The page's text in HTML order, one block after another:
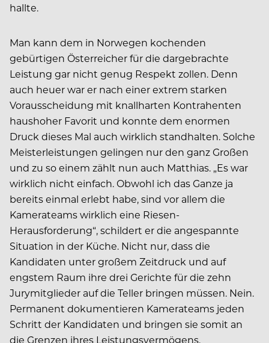
hallte.
Man kann dem in Norwegen kochenden
gebürtigen Österreicher für die dargebrachte
Leistung gar nicht genug Respekt zollen. Denn
auch heuer war er nach einer extrem starken
Vorausscheidung mit knallharten Kontrahenten
haushoher Favorit und konnte dem enormen
Druck dieses Mal auch wirklich standhalten. Solche
Meisterleistungen gelingen nur den ganz Großen
und zu so einem zählt nun auch Matthias. „Es war
wirklich nicht einfach. Obwohl ich das Ganze ja
bereits einmal erlebt habe, sind vor allem die
Kamerateams wirklich eine Riesen-
Herausforderung“, schildert er die angespannte
Situation in der Küche. Nicht nur, dass die
Kandidaten unter großem Zeitdruck und auf
engstem Raum ihre drei Gerichte für die zehn
Jurymitglieder auf die Teller bringen müssen. Nein.
Permanent dokumentieren Kamerateams jeden
Schritt der Kandidaten und bringen sie somit an
die Grenzen ihres Leistungsvermögens.